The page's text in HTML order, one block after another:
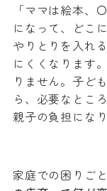
「ママは絵本、
になって、どこ
やりとりを入れ
にくくなります
りません。子ど
ら、必要なとこ
親子の負担にな
家庭での困りご